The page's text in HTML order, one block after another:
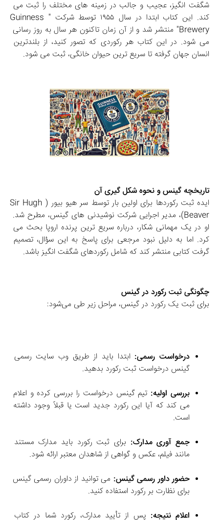
کند. این کتاب ابتدا در سال ۱۹۵۵ توسط شرکت "Guinness
Brewery" منتشر شد و از آن زمان تاکنون هر سال به‌ روز رسانی
می‌ شود. در این کتاب هر رکوردی که تصور کنید، از بلندترین
انسان جهان گرفته تا سریع‌ ترین حیوان خانگی، ثبت می‌ شود.
تاریخچه گینس و نحوه شکل‌ گیری آن
ایده ثبت رکوردها برای اولین‌ بار توسط سر هیو بیور (Sir Hugh
Beaver)، مدیر اجرایی شرکت نوشیدنی‌ های گینس، مطرح شد.
کرد. اما به دلیل نبود مرجعی برای پاسخ به این سؤال، تصمیم
گرفت کتابی منتشر کند که شامل رکوردهای شگفت‌ انگیز باشد.
چگونگی ثبت رکورد در گینس
برای ثبت یک رکورد در گینس، مراحل زیر طی می‌شود:
درخواست رسمی:
ابتدا باید از طریق وب‌ سایت رسمی
گینس درخواست ثبت رکورد بدهید.
بررسی اولیه: تیم گینس درخواست را بررسی کرده و اعلام
می‌ کند که آیا این رکورد جدید است یا قبلاً وجود داشته
است.
جمع‌ آوری مدارک:
برای ثبت رکورد باید مدارک مستند
مانند فیلم، عکس و گواهی از شاهدان معتبر ارائه شود.
حضور داور رسمی گینس:
می‌ توانید از داوران رسمی گینس
برای نظارت بر رکورد استفاده کنید.
اعلام نتیجه: پس از تأیید مدارک، رکورد شما در کتاب